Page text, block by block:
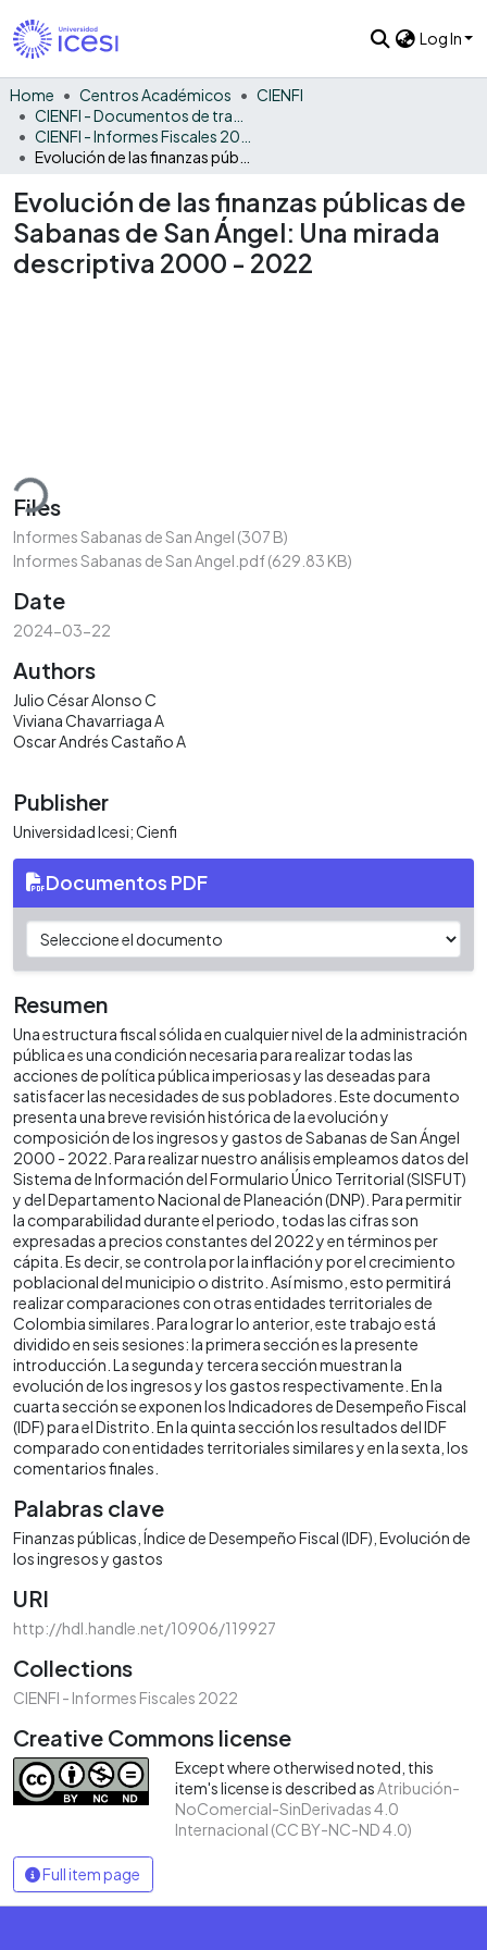
Log In
Home Centros Académicos
CIENFI
Evolución de las finanzas públicas de
Sabanas de San Ángel: Una mirada
descriptiva 2000 - 2022
Files
Informes Sabanas de San Angel (307 B)
Informes Sabanas de San Angel.pdf(629.83 KB)
Date
2024-03-22
Authors
Julio César Alonso C
Viviana Chavarriaga A
Oscar Andrés Castaño A
Publisher
Universidad Icesi; Cienfi
Documentos PDF
Resumen
Una estructura fiscal sólida en cualquier nivel de la administración
pública es una condición necesaria para realizar todas las
acciones de política pública imperiosas y las deseadas para
satisfacer las necesidades de sus pobladores. Este documento
presenta una breve revisión histórica de la evolución y
composición de los ingresos y gastos de Sabanas de San Ángel
2000 - 2022. Para realizar nuestro análisis empleamos datos del
Sistema de Información del Formulario Único Territorial (SISFUT)
y del Departamento Nacional de Planeación (DNP). Para permitir
la comparabilidad durante el periodo, todas las cifras son
expresadas a precios constantes del 2022 y en términos per
cápita. Es decir, se controla por la inflación y por el crecimiento
poblacional del municipio o distrito. Así mismo, esto permitirá
realizar comparaciones con otras entidades territoriales de
Colombia similares. Para lograr lo anterior, este trabajo está
dividido en seis sesiones: la primera sección es la presente
introducción. La segunda y tercera sección muestran la
evolución de los ingresos y los gastos respectivamente. En la
cuarta sección se exponen los Indicadores de Desempeño Fiscal
(IDF) para el Distrito. En la quinta sección los resultados del IDF
comparado con entidades territoriales similares y en la sexta, los
comentarios finales.
Palabras clave
Finanzas públicas Índice de Desempeño Fiscal (IDF) Evolución de
los ingresos y gastos
URI
http://hdl.handle.net/10906/119927
Collections
CIENFI - Informes Fiscales 2022
Creative Commons license
Except where otherwised noted, this
item's license is described asAtribución-
NoComercial-SinDerivadas 4.0
Internacional (CC BY-NC-ND 4.0)
Full item page